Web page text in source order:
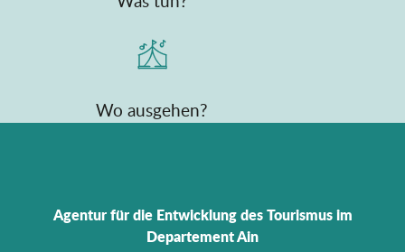
Wo ausgehen?
Agentur für die Entwicklung des Tourismus im
Departement Ain